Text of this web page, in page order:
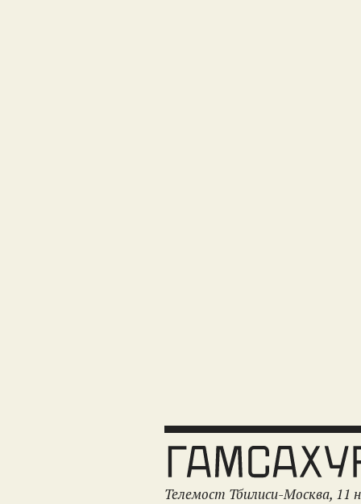
Телемост Тбилиси-Москва, 11